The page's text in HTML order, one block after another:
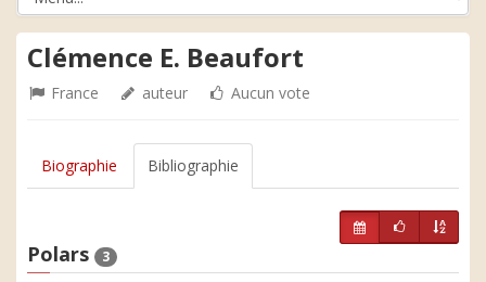
Clémence E. Beaufort
France auteur Aucun vote
Biographie Bibliographie
Polars 3